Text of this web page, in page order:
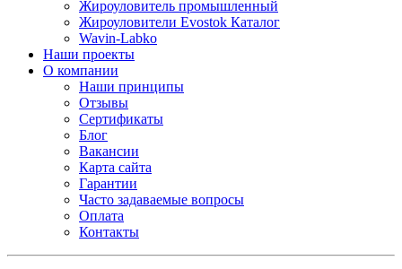
Жироуловитель промышленный
Жироуловители Evostok Каталог
Wavin-Labko
Наши проекты
О компании
Наши принципы
Отзывы
Сертификаты
Блог
Вакансии
Карта сайта
Гарантии
Часто задаваемые вопросы
Оплата
Контакты